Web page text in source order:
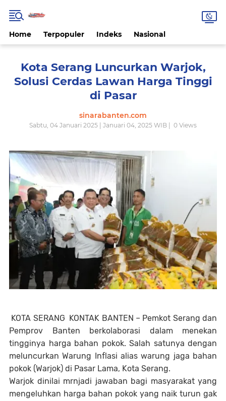
Home Terpopuler Indeks Nasional
Kota Serang Luncurkan Warjok,
Solusi Cerdas Lawan Harga Tinggi
di Pasar
sinarabanten.com
Sabtu, 04 Januari 2025 | Januari 04, 2025 WIB | 0 Views
KOTA SERANG KONTAK BANTEN – Pemkot Serang dan
Pemprov Banten berkolaborasi dalam menekan
tingginya harga bahan pokok. Salah satunya dengan
meluncurkan Warung Inflasi alias warung jaga bahan
pokok (Warjok) di Pasar Lama, Kota Serang.
Warjok dinilai mrnjadi jawaban bagi masyarakat yang
mengeluhkan harga bahan pokok yang naik turun gak